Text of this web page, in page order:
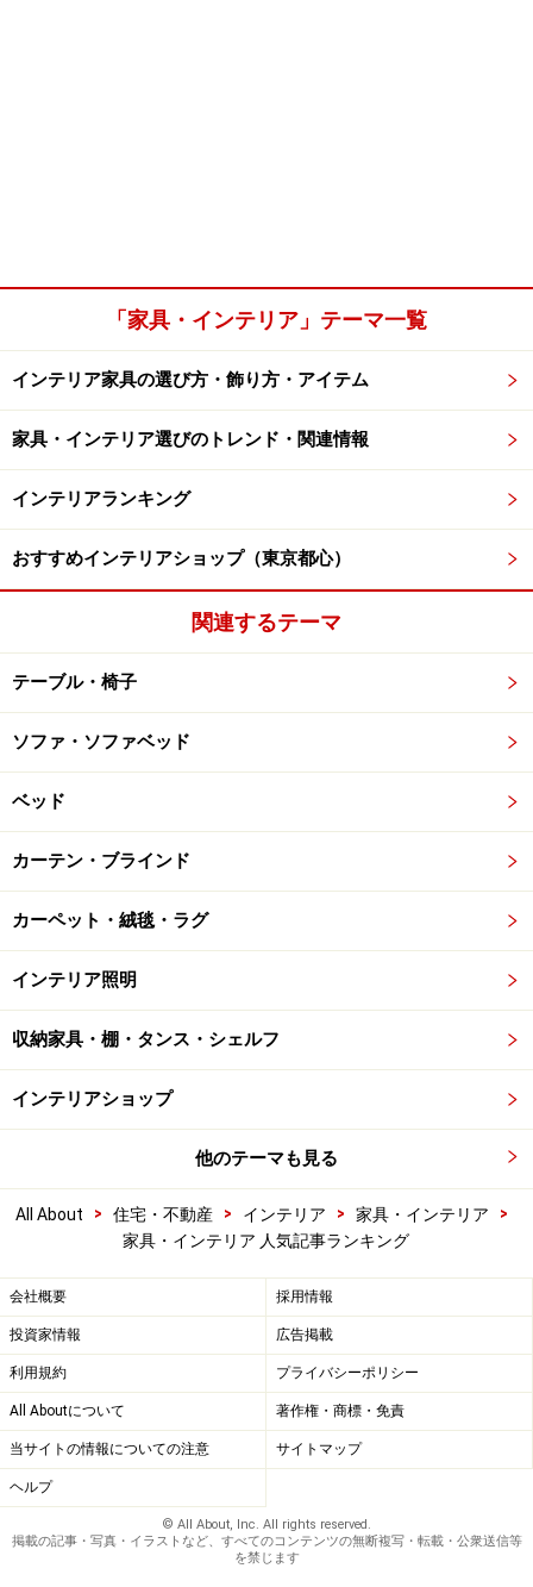
「家具・インテリア」テーマ一覧
インテリア家具の選び方・飾り方・アイテム
家具・インテリア選びのトレンド・関連情報
インテリアランキング
おすすめインテリアショップ（東京都心）
関連するテーマ
テーブル・椅子
ソファ・ソファベッド
ベッド
カーテン・ブラインド
カーペット・絨毯・ラグ
インテリア照明
収納家具・棚・タンス・シェルフ
インテリアショップ
他のテーマも見る
All About > 住宅・不動産 > インテリア > 家具・インテリア
>
家具・インテリア 人気記事ランキング
会社概要 採用情報
投資家情報 広告掲載
利用規約 プライバシーポリシー
All Aboutについて 著作権・商標・免責
当サイトの情報についての注意 サイトマップ
ヘルプ
© All About, Inc. All rights reserved.
掲載の記事・写真・イラストなど、すべてのコンテンツの無断複写・転載・公衆送信等
を禁じます